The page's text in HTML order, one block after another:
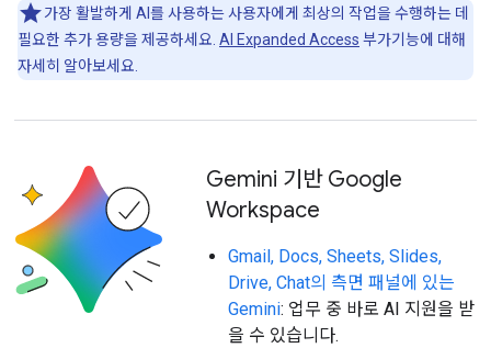
가장 활발하게 AI를 사용하는 사용자에게 최상의 작업을 수행하는 데
필요한 추가 용량을 제공하세요. AI Expanded Access 부가기능에 대해
자세히 알아보세요.
Gemini 기반 Google
Workspace
Gmail, Docs, Sheets, Slides,
Drive, Chat의 측면 패널에 있는
Gemini: 업무 중 바로 AI 지원을 받
을 수 있습니다.